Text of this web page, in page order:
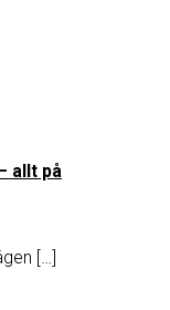
allt på
[…]